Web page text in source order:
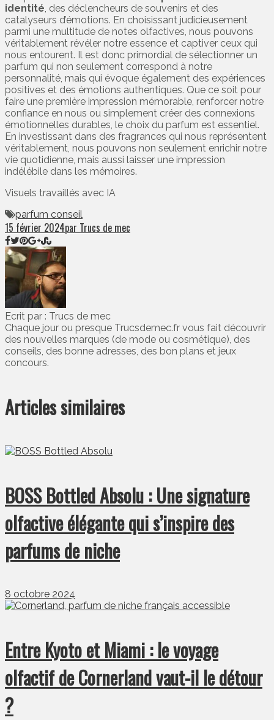
identité, des déclencheurs de souvenirs et des
catalyseurs d’émotions. En choisissant judicieusement
parmi une multitude de notes olfactives, nous pouvons
véritablement révéler notre essence et captiver ceux qui
nous entourent. Il est donc primordial de sélectionner un
parfum qui non seulement correspond à notre
personnalité, mais qui évoque également des expériences
positives et des émotions authentiques. Que ce soit pour
faire une première impression mémorable, renforcer notre
confiance en nous ou simplement créer des connexions
émotionnelles durables, le choix du parfum est essentiel.
En investissant dans des fragrances qui nous représentent
véritablement, nous pouvons non seulement enrichir notre
vie quotidienne, mais aussi laisser une impression
indélébile dans les mémoires.
Visuels travaillés avec IA
parfum conseil
15 février 2024par Trucs de mec
Ecrit par : Trucs de mec
Chaque jour ou presque Trucsdemec.fr vous fait découvrir
des nouvelles marques (de mode ou cosmétique), des
conseils, des bonne adresses, des bon plans et jeux
concours.
Articles similaires
BOSS Bottled Absolu : Une signature
olfactive élégante qui s’inspire des
parfums de niche
8 octobre 2024
Entre Kyoto et Miami : le voyage
olfactif de Cornerland vaut-il le détour
?